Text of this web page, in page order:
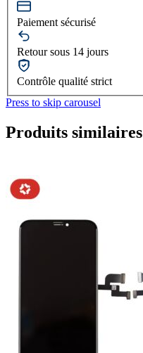
Paiement sécurisé
Retour sous 14 jours
Contrôle qualité strict
Press to skip carousel
Produits similaires